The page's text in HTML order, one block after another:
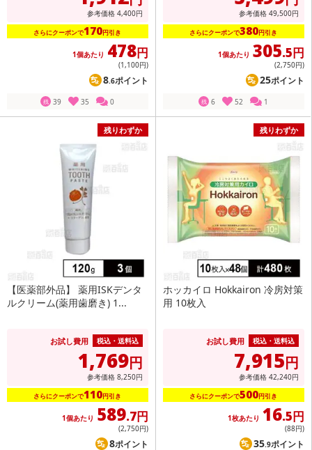
参考価格 4,400円
さらにクーポンで170円引き
1個あたり 478円
(1,100円)
8.6ポイント
残 39 35 0
参考価格 49,500円
さらにクーポンで380円引き
1個あたり 305.5円
(2,750円)
25ポイント
残 6 52 1
残りわずか
【医薬部外品】 薬用ISKデンタ
ルクリーム(薬用歯磨き) 1...
お試し費用 税込・送料込
1,769円
参考価格 8,250円
さらにクーポンで110円引き
1個あたり 589.7円
(2,750円)
8ポイント
残りわずか
ホッカイロ Hokkairon 冷房対策
用 10枚入
お試し費用 税込・送料込
7,915円
参考価格 42,240円
さらにクーポンで500円引き
1枚あたり 16.5円
(88円)
35.9ポイント